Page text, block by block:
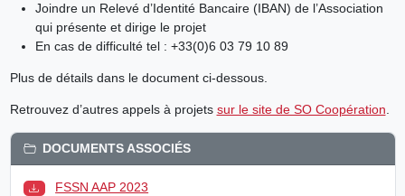
Joindre un Relevé d’Identité Bancaire (IBAN) de l’Association
qui présente et dirige le projet
En cas de difficulté tel : +33(0)6 03 79 10 89
Plus de détails dans le document ci-dessous.
Retrouvez d’autres appels à projets sur le site de SO Coopération.
DOCUMENTS ASSOCIÉS
FSSN AAP 2023